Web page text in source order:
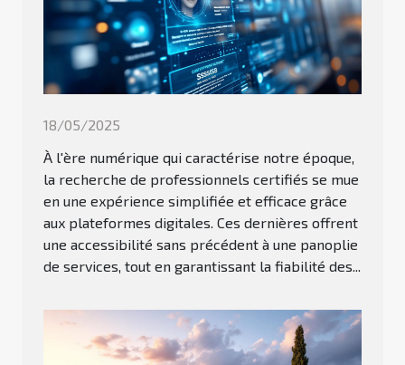
18/05/2025
À l'ère numérique qui caractérise notre époque,
la recherche de professionnels certifiés se mue
en une expérience simplifiée et efficace grâce
aux plateformes digitales. Ces dernières offrent
une accessibilité sans précédent à une panoplie
de services, tout en garantissant la fiabilité des...